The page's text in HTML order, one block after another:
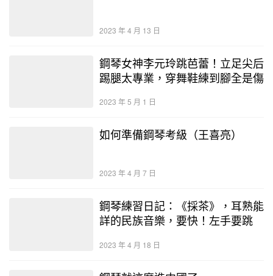
2023 年 4 月 13 日
鋼琴女神李元玲跳芭蕾！立足尖后
踢腿太專業，穿舞鞋練到腳全是傷
2023 年 5 月 1 日
如何準備鋼琴考級（王喜亮）
2023 年 4 月 7 日
鋼琴練習日記：《採茶》，耳熟能
詳的民族音樂，要快！左手要跳
2023 年 4 月 18 日